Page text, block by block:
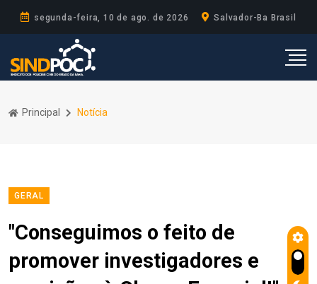
segunda-feira, 10 de ago. de 2026 Salvador-Ba Brasil
Principal Notícia
GERAL
"Conseguimos o feito de
promover investigadores e